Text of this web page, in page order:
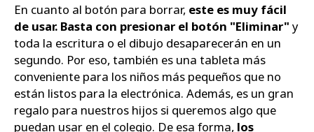
En cuanto al botón para borrar, este es muy fácil
de usar. Basta con presionar el botón "Eliminar" y
toda la escritura o el dibujo desaparecerán en un
segundo. Por eso, también es una tableta más
conveniente para los niños más pequeños que no
están listos para la electrónica. Además, es un gran
regalo para nuestros hijos si queremos algo que
puedan usar en el colegio. De esa forma, los